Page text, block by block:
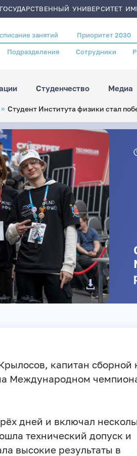
УНИВЕРСИТЕТ
занятий Приоритет 2030
Подразделения Сотрудники
Студенчество Медиа
Студент Института физики стал
капитан сборной
Международном
дней и включал
технический допуск и
высокие результаты в